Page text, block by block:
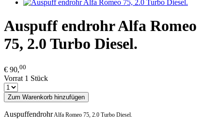
Auspuff endrohr Alfa Romeo
75, 2.0 Turbo Diesel.
€ 90,00
Vorrat 1 Stück
Zum Warenkorb hinzufügen
AuspuffendrohrAlfa Romeo 75, 2.0 Turbo Diesel.